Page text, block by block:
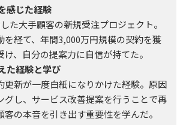
感じた経験
た大手顧客の新規受注プロジェクト。
を経て、年間3,000万円規模の契約を獲
、自分の提案力に自信が持てた。
た経験と学び
更新が一度白紙になりかけた経験。原因
グし、サービス改善提案を行うことで再
の本音を引き出す重要性を学んだ。